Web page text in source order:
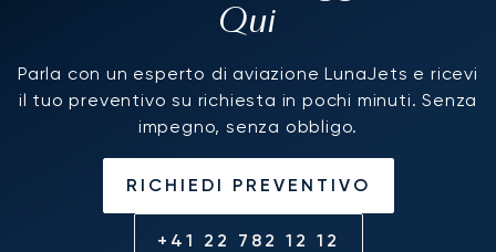
handling makes me feel like coming back to
Luna jets As you folks have excellent caring
service. Very best regards
Qui
Parla con un esperto di aviazione LunaJets e ricevi
il tuo preventivo su richiesta in pochi minuti. Senza
impegno, senza obbligo.
RICHIEDI PREVENTIVO
+41 22 782 12 12